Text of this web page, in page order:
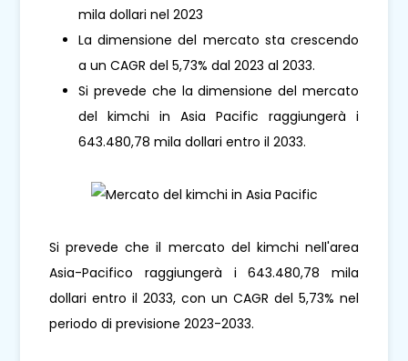
mila dollari nel 2023
La dimensione del mercato sta crescendo
a un CAGR del 5,73% dal 2023 al 2033.
Si prevede che la dimensione del mercato
del kimchi in Asia Pacific raggiungerà i
643.480,78 mila dollari entro il 2033.
Si prevede che il mercato del kimchi nell'area
Asia-Pacifico raggiungerà i 643.480,78 mila
dollari entro il 2033, con un CAGR del 5,73% nel
periodo di previsione 2023-2033.